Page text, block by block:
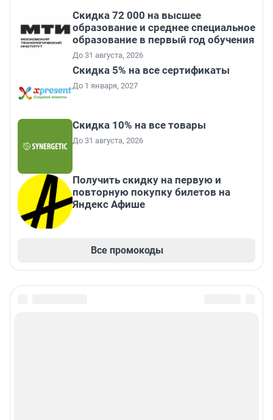
Скидка 72 000 на высшее
образование и среднее специальное
образование в первый год обучения
До 31 августа, 2026
Скидка 5% на все сертификаты
До 1 января, 2027
Скидка 10% на все товары
До 31 августа, 2026
Получить скидку на первую и
повторную покупку билетов на
Яндекс Афише
Все промокоды